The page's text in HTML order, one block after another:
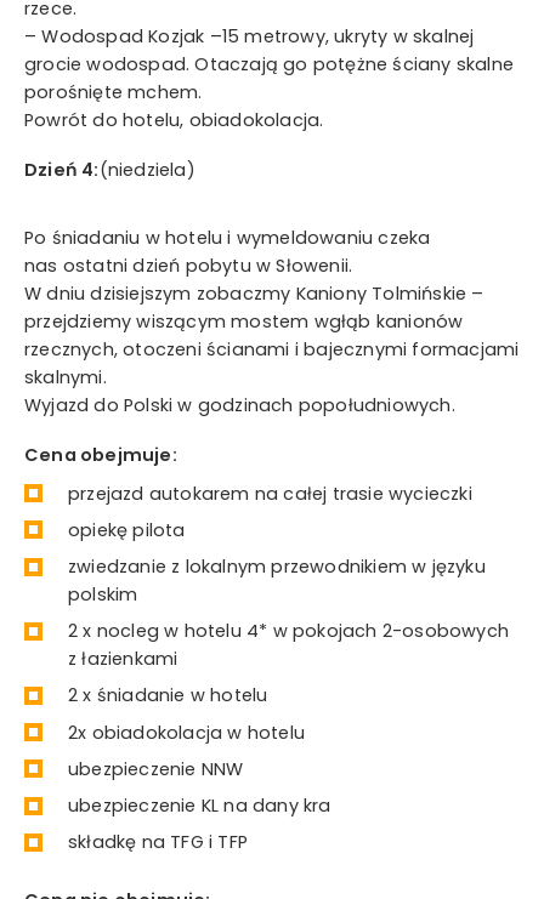
rzece.
– Wodospad Kozjak –15 metrowy, ukryty w skalnej
grocie wodospad. Otaczają go potężne ściany skalne
porośnięte mchem.
Powrót do hotelu, obiadokolacja.
Dzień 4:(niedziela)
Po śniadaniu w hotelu i wymeldowaniu czeka
nas ostatni dzień pobytu w Słowenii.
W dniu dzisiejszym zobaczmy Kaniony Tolmińskie –
przejdziemy wiszącym mostem wgłąb kanionów
rzecznych, otoczeni ścianami i bajecznymi formacjami
skalnymi.
Wyjazd do Polski w godzinach popołudniowych.
Cena obejmuje:
przejazd autokarem na całej trasie wycieczki
opiekę pilota
zwiedzanie z lokalnym przewodnikiem w języku
polskim
2 x nocleg w hotelu 4* w pokojach 2-osobowych
z łazienkami
2 x śniadanie w hotelu
2x obiadokolacja w hotelu
ubezpieczenie NNW
ubezpieczenie KL na dany kra
składkę na TFG i TFP